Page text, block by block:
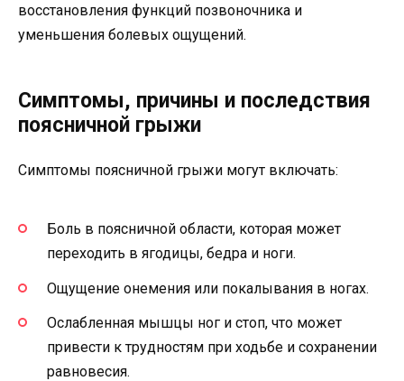
восстановления функций позвоночника и
уменьшения болевых ощущений.
Симптомы, причины и последствия
поясничной грыжи
Симптомы поясничной грыжи могут включать:
Боль в поясничной области, которая может
переходить в ягодицы, бедра и ноги.
Ощущение онемения или покалывания в ногах.
Ослабленная мышцы ног и стоп, что может
привести к трудностям при ходьбе и сохранении
равновесия.